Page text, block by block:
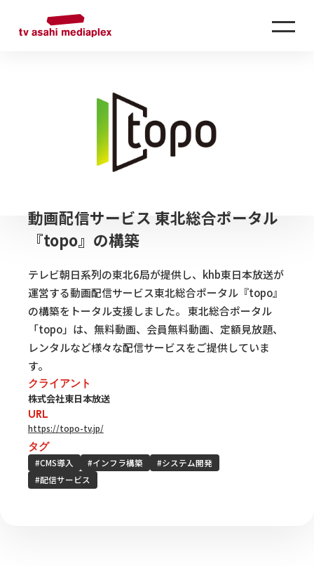
動画配信サービス 東北総合ポータル
『topo』の構築
テレビ朝日系列の東北6局が提供し、khb東日本放送が
運営する動画配信サービス東北総合ポータル『topo』
の構築をトータル支援しました。 東北総合ポータル
「topo」は、無料動画、会員無料動画、定額見放題、
レンタルなど様々な配信サービスをご提供していま
す。
クライアント
株式会社東日本放送
URL
https://topo-tv.jp/
タグ
#CMS導入 #インフラ構築
#システム開発
#配信サービス